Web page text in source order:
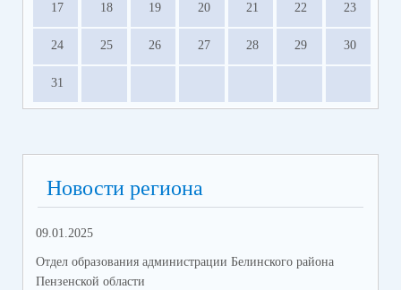
17 18 19 20 21 22 23
24 25 26 27 28 29 30
31
Новости региона
09.01.2025
Отдел образования администрации Белинского района
Пензенской области